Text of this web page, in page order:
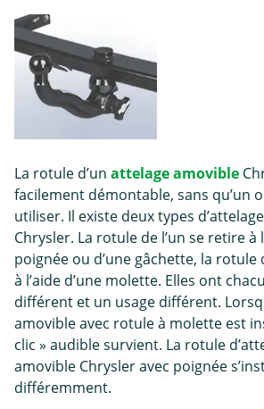
La rotule d’un attelage amovible
facilement démontable, sans qu’un
utiliser. Il existe deux types
Chrysler. La rotule de l’un se retire à
poignée ou d’une gâchette, la rotule
à l’aide d’une molette. Elles ont
différent et un usage différent.
amovible avec rotule à molette est
clic » audible survient. La rotule
amovible Chrysler avec poignée
différemment.